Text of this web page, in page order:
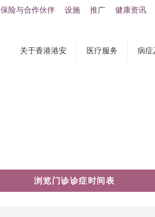
关于香港港安 医疗服务 病症
保险与合作伙伴 设施 推广 健康资讯
浏览门诊诊症时间表